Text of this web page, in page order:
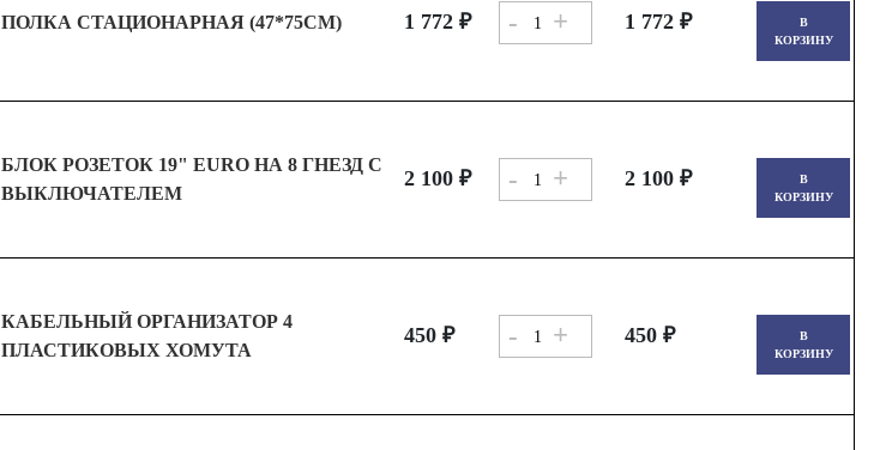
ПОЛКА СТАЦИОНАРНАЯ (47*75СМ) 1 772 ₽
В
КОРЗИНУ
- + 1 772 ₽
БЛОК РОЗЕТОК 19" EURO НА 8 ГНЕЗД С
ВЫКЛЮЧАТЕЛЕМ
2 100 ₽
В
КОРЗИНУ
- + 2 100 ₽
КАБЕЛЬНЫЙ ОРГАНИЗАТОР 4
ПЛАСТИКОВЫХ ХОМУТА
450 ₽
В
КОРЗИНУ
- + 450 ₽